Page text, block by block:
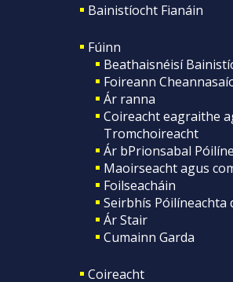
Bainistíocht Fianáin
Fúinn
Beathaisnéisí
Foireann
Ár ranna
Coireacht eagraithe
Tromchoireacht
Ár bPrionsabal
Maoirseacht agus
Foilseacháin
Seirbhís Póilíneachta
Ár Stair
Cumainn Garda
Coireacht